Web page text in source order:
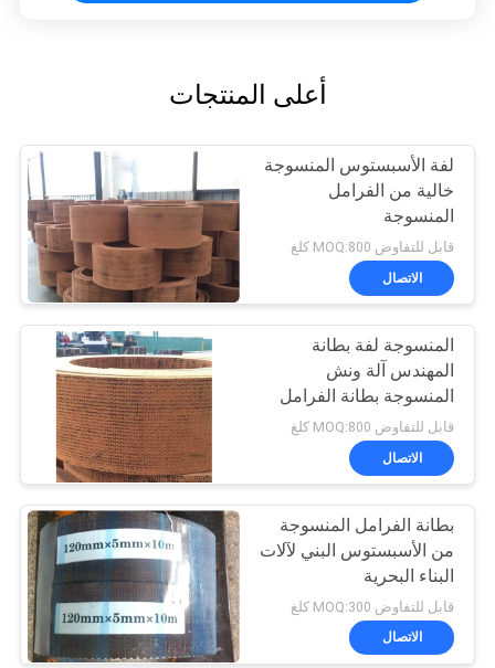
أعلى المنتجات
لفة الأسبستوس المنسوجة
خالية من الفرامل
المنسوجة
قابل للتفاوض MOQ:800 كلغ
الاتصال
المنسوجة لفة بطانة
المهندس آلة ونش
المنسوجة بطانة الفرامل
الفرقة المواد
قابل للتفاوض MOQ:800 كلغ
الاتصال
بطانة الفرامل المنسوجة
من الأسبستوس البني لآلات
البناء البحرية
قابل للتفاوض MOQ:300 كلغ
الاتصال